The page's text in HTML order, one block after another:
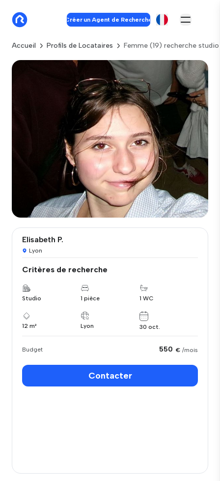
Créer un Agent de Recherche
Accueil Profils de Locataires Femme (19) recherche
Elisabeth P.
Lyon
Critères de recherche
Studio 1 pièce 1 WC
12 m² Lyon 30 oct.
Budget 550 € /mois
Contacter